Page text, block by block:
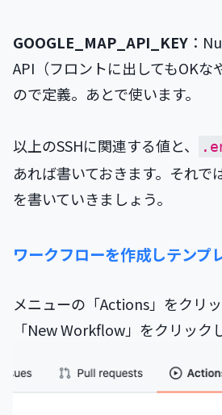
GOOGLE_MAP_API_KEY ：
API（フロントに出してもOKな
ので定義。あとで使います。
以上のSSHに関連する値と、
あれば書いておきます。それで
を書いていきましょう。
ワークフローを作成しテンプ
メニューの「Actions」をクリッ
「New Workflow」をクリック